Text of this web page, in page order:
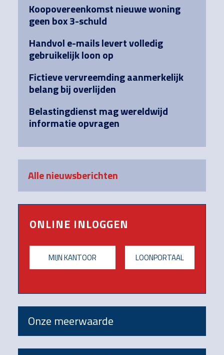
Koopovereenkomst nieuwe woning
geen box 3-schuld
Handvol e-mails levert volledig
gebruikelijk loon op
Fictieve vervreemding aanmerkelijk
belang bij overlijden
Belastingdienst mag wereldwijd
informatie opvragen
Alle nieuwsberichten
ONLINE INLOGGEN
MIJN KANTOOR LOONPORTAAL
Onze meerwaarde